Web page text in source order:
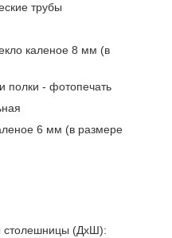
трубы
каленое 8 мм (в
- фотопечать
6 мм (в размере
столешницы (ДхШ):